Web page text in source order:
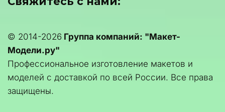
© 2014-2026 Группа компаний: "Макет-
Модели.ру"
Профессиональное изготовление макетов и
моделей с доставкой по всей России. Все права
защищены.